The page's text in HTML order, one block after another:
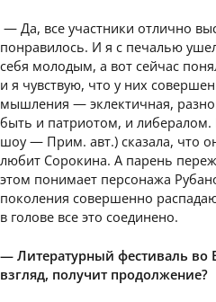
— Да, все участники отлично
понравилось. И я с печалью
себя молодым, а вот сейчас
и я чувствую, что у них
мышления — эклектичная,
быть и патриотом, и либералом.
шоу — Прим. авт.) сказала, что
любит Сорокина. А парень
этом понимает персонажа
поколения совершенно
в голове все это соединено.
— Литературный фестиваль во
взгляд, получит продолжение?